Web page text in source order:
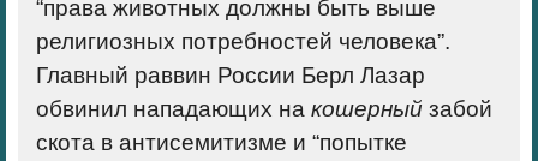
“права животных должны быть выше
религиозных потребностей человека”.
Главный раввин России Берл Лазар
обвинил нападающих на кошерный забой
скота в антисемитизме и “попытке